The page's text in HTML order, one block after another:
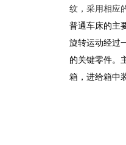
纹，采用相应
普通车床的主
旋转运动经过
的关键零件。
箱，进给箱中